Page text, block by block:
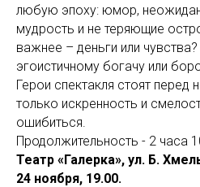
любую эпоху: юмор,
мудрость и не теряющие
важнее – деньги или
эгоистичному богачу или
Герои спектакля стоят
только искренность и
ошибиться.
Продолжительность - 2 часа
Театр «Галерка», ул. Б.
24 ноября, 19.00.